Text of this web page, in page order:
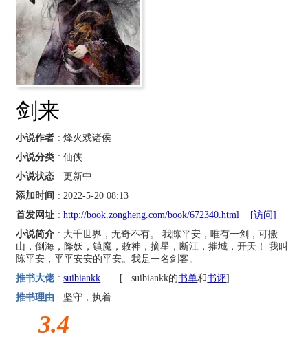
剑来
小说作者 : 烽火戏诸侯
小说分类 : 仙侠
小说状态 : 更新中
添加时间 : 2022-5-20 08:13
首发网址 :http://book.zongheng.com/book/672340.html
[访问]
小说简介 : 大千世界，无奇不有。 我陈平安，唯有一剑，可搬
山，倒海，降妖，镇魔，敕神，摘星，断江，摧城，开天！ 我叫
陈平安，平平安安的平安。我是一名剑客。
推书大佬 : suibiankk [ suibiankk的书单和书评]
推书理由 : 坚守，执着
3.4